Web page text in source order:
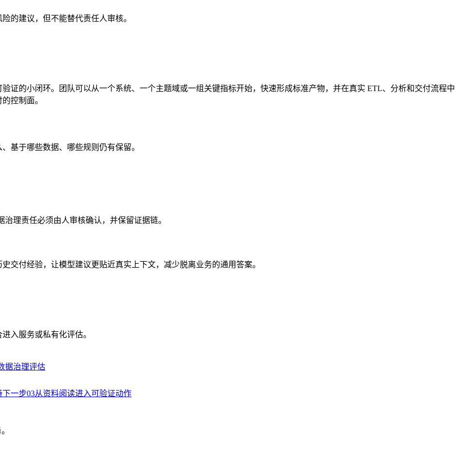
的建议，但不能替代责任人审核。
证的小闭环。团队可以从一个系统、一个主题域或一组关键指标开始，快速形成标准产物，并在真实 ETL、分析和交付流程中
控制面。
基于哪些数据、哪些规则仍有保留。
理责任必须由人审核确认，并保留证据链。
交付经验，让模型建议更贴近真实上下文，减少脱离业务的通用答案。
入服务或私有化评估。
据治理评估
下一步03从资料阅读进入可验证动作